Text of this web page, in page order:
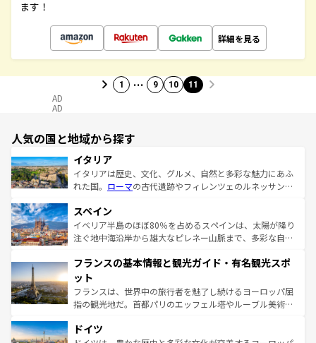
ます！
詳細を見る
1 … 9 10 11
AD
AD
人気の国と地域から探す
イタリア
イタリアは歴史、文化、グルメ、自然と多彩な魅力にあふ
れた国。 ローマの古代遺跡やフィレンツェのルネッサンス
ろん、トスカーナの美しい田園風景やアマルフィ海岸の絶
景など、自然景観も見逃せない。観光の合間には、本場の
ピザやパスタなど、絶品のイタリア料理を堪能することも
ませてくれるイタリアで、忘れられない旅をしてみよう！
なお、新着のイタリア情報は
しい。
スペイン
イベリア半島のほぼ80％を占めるスペインは、太陽が降り
注ぐ地中海沿岸から雄大なピレネー山脈まで、多彩な自然
文化が根付くこの国では、情熱的なフラメンコ、熱気あふ
れる闘牛、そして美味しいタパスが生活の一部となってい
る。首都マドリードの洗練された雰囲気や、バルセロナの
アートに溢れた街角から、地方では古代ローマ遺跡や中世
せる。地方によって風土や気候が異なるスペインはその個
性で訪れる人を魅了する。 なお、新着のスペイン情報は コ
フランスの基本情報と観光ガイド・有名観光スポ
ット
フランスは、世界中の旅行者を魅了し続けるヨーロッパ屈
指の観光地だ。首都パリのエッフェル塔やルーブル美術館
で、幅広い魅力が詰まっている。華麗な宮殿、歴史的な大
ドイツ